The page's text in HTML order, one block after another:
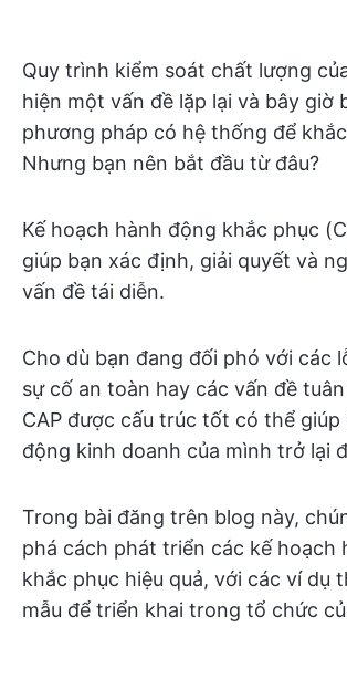
Quy trình kiểm soát chất lượng
hiện một vấn đề lặp lại và bây giờ
phương pháp có hệ thống để
Nhưng bạn nên bắt đầu từ đâu?
Kế hoạch hành động khắc phục
giúp bạn xác định, giải quyết và
vấn đề tái diễn.
Cho dù bạn đang đối phó với các
sự cố an toàn hay các vấn đề
CAP được cấu trúc tốt có thể giúp
động kinh doanh của mình trở lại
Trong bài đăng trên blog này,
phá cách phát triển các kế hoạch
khắc phục hiệu quả, với các ví dụ
mẫu để triển khai trong tổ chức